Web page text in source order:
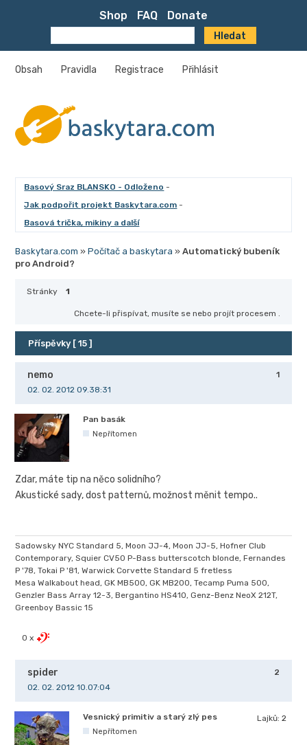
Shop FAQ Donate
Obsah Pravidla Registrace Přihlásit
Basový Sraz BLANSKO - Odloženo -
Jak podpořit projekt Baskytara.com -
Basová trička, mikiny a další
Baskytara.com »Počítač a baskytara »Automatický bubeník
pro Android?
Stránky 1
Chcete-li přispívat, musíte se nebo projít procesem
Příspěvky [ 15 ]
1
nemo
02. 02. 2012 09.38:31
Pan basák
Nepřítomen
Zdar, máte tip na něco solidního?
Akustické sady, dost patternů, možnost měnit tempo..
Sadowsky NYC Standard 5, Moon JJ-4, Moon JJ-5, Hofner Club
Contemporary, Squier CV50 P-Bass butterscotch blonde, Fernandes
P '78, Tokai P '81, Warwick Corvette Standard 5 fretless
Mesa Walkabout head, GK MB500, GK MB200, Tecamp Puma 500,
Genzler Bass Array 12-3, Bergantino HS410, Genz-Benz NeoX 212T,
Greenboy Bassic 15
0 x
2
spider
02. 02. 2012 10.07:04
Vesnický primitiv a starý zlý pes
Nepřítomen
Lajků: 2